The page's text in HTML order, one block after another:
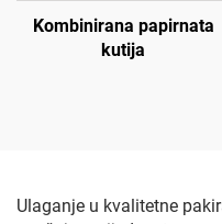
Kombinirana papirnata
kutija
Ulaganje u kvalitetne